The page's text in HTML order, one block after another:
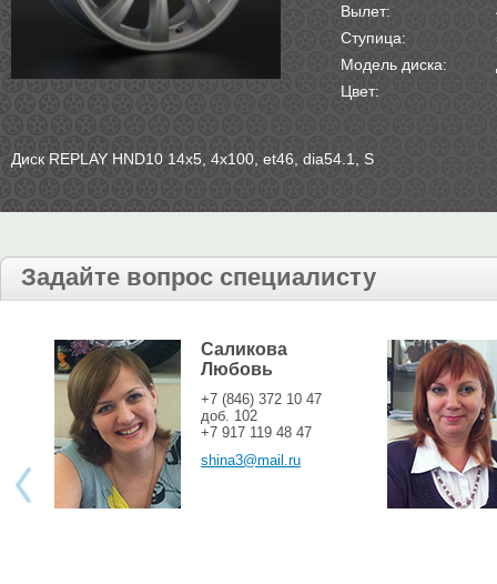
Вылет:
Ступица:
Модель диска:
Цвет:
Диск REPLAY HND10 14х5, 4х100, et46, dia54.1, S
Задайте вопрос специалисту
Саликова
Любовь
+7 (846) 372 10 47
доб. 102
+7 917 119 48 47
shina3@mail.ru